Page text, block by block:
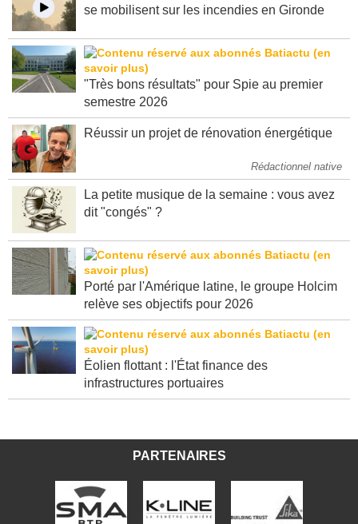
se mobilisent sur les incendies en Gironde
"Très bons résultats" pour Spie au premier
semestre 2026
Réussir un projet de rénovation énergétique
Rédactionnel native
La petite musique de la semaine : vous avez
dit "congés" ?
Porté par l'Amérique latine, le groupe Holcim
relève ses objectifs pour 2026
Éolien flottant : l'État finance des
infrastructures portuaires
PARTENAIRES